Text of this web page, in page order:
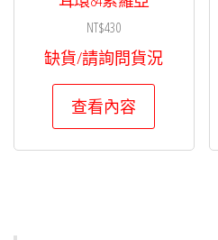
NT$430
缺貨/請詢問貨況
查看內容